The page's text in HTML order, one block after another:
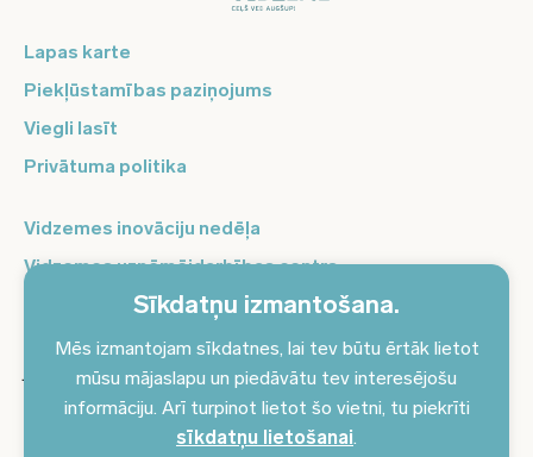
Sīkdatņu izmantošana.
Mēs izmantojam sīkdatnes, lai tev būtu ērtāk lietot
mūsu mājaslapu un piedāvātu tev interesējošu
informāciju. Arī turpinot lietot šo vietni, tu piekrīti
sīkdatņu lietošanai.
Lapas karte
Piekļūstamības paziņojums
Viegli lasīt
Privātuma politika
Vidzemes inovāciju nedēļa
Vidzemes uzņēmējdarbības centrs
Balso Vidzeme
Pierakstieties jaunumiem un saņemiet aktuālākos
jaunumus savā e-pastā!
Pieteikties jaunumiem